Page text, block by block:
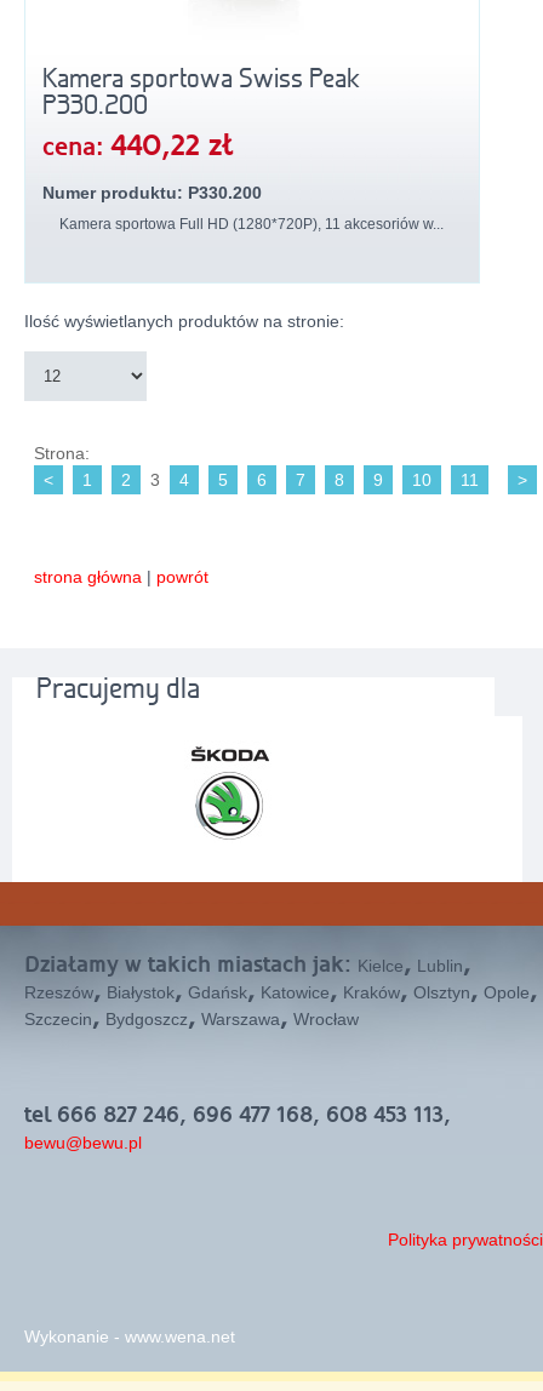
Kamera sportowa Swiss Peak
P330.200
cena: 440,22 zł
Numer produktu: P330.200
Kamera sportowa Full HD (1280*720P), 11 akcesoriów w...
Ilość wyświetlanych produktów na stronie:
Strona:
<
1 2 3 4 5 6 7 8 9 10 11 >
strona główna | powrót
Pracujemy dla
Działamy w takich miastach jak: Kielce, Lublin,
Rzeszów, Białystok, Gdańsk, Katowice, Kraków, Olsztyn, Opole,
Szczecin, Bydgoszcz, Warszawa, Wrocław
tel 666 827 246, 696 477 168, 608 453 113,
bewu@bewu.pl
Polityka prywatności
Wykonanie - www.wena.net